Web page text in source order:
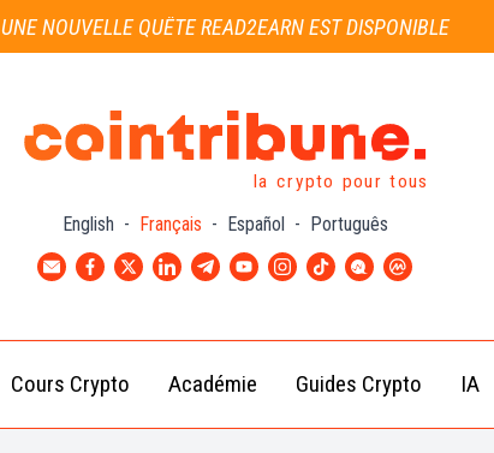
UNE NOUVELLE QUÊTE READ2EARN EST DISPONIBLE
la crypto pour tous
English - Français - Español - Português
Crypto
Cours Crypto
(BTC)
Académie
Débutant
Intermédiaire
Guides Crypto IA